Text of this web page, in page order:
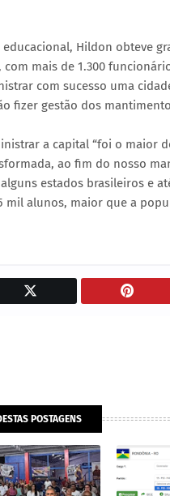
Hildon obteve
com mais de 1.300
com sucesso uma
fizer gestão dos
a capital “foi o maior
ao fim do nosso
estados brasileiros e
mil alunos, maior que a
POSTAGENS